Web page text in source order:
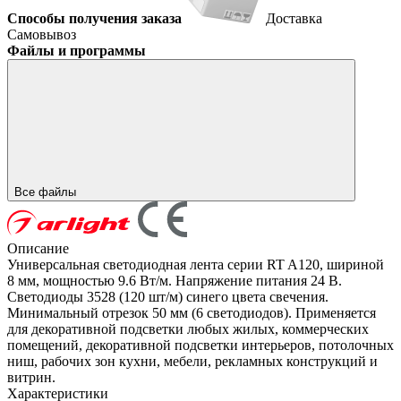
Способы получения заказа
Доставка
Самовывоз
Файлы и программы
Все файлы
Описание
Универсальная светодиодная лента серии RT A120, шириной
8 мм, мощностью 9.6 Вт/м. Напряжение питания 24 В.
Светодиоды 3528 (120 шт/м) синего цвета свечения.
Минимальный отрезок 50 мм (6 светодиодов). Применяется
для декоративной подсветки любых жилых, коммерческих
помещений, декоративной подсветки интерьеров, потолочных
ниш, рабочих зон кухни, мебели, рекламных конструкций и
витрин.
Характеристики